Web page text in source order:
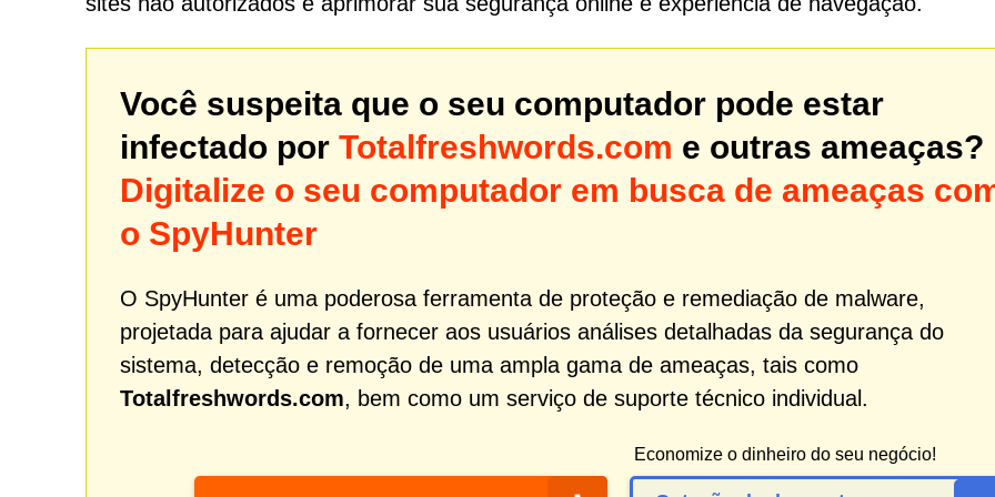
Você suspeita que o seu computador pode estar
infectado por Totalfreshwords.com e outras ameaças?
Digitalize o seu computador em busca de ameaças
o SpyHunter
O SpyHunter é uma poderosa ferramenta de proteção e remediação de malware,
projetada para ajudar a fornecer aos usuários análises detalhadas da segurança do
sistema, detecção e remoção de uma ampla gama de ameaças, tais como
Totalfreshwords.com, bem como um serviço de suporte técnico individual.
Economize o dinheiro do seu negócio!